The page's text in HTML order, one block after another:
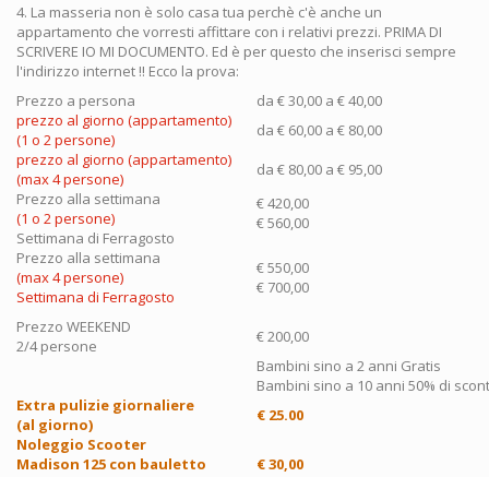
4. La masseria non è solo casa tua perchè c'è anche un
appartamento che vorresti affittare con i relativi prezzi. PRIMA DI
SCRIVERE IO MI DOCUMENTO. Ed è per questo che inserisci sempre
l'indirizzo internet !! Ecco la prova:
Prezzo a persona
da € 30,00 a € 40,00
prezzo al giorno (appartamento)
(1 o 2 persone)
da € 60,00 a € 80,00
prezzo al giorno (appartamento)
(max 4 persone)
da € 80,00 a € 95,00
Prezzo alla settimana
(1 o 2 persone)
Settimana di Ferragosto
€ 420,00
€ 560,00
Prezzo alla settimana
(max 4 persone)
Settimana di Ferragosto
€ 550,00
€ 700,00
Prezzo WEEKEND
2/4 persone
€ 200,00
Bambini sino a 2 anni Gratis
Bambini sino a 10 anni 50% di
Extra pulizie giornaliere
(al giorno)
€ 25.00
Noleggio Scooter
Madison 125 con bauletto
€ 30,00